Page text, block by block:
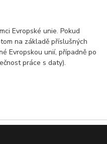
Evropské unie. Pokud
na základě příslušných
Evropskou unií, případně po
práce s daty).